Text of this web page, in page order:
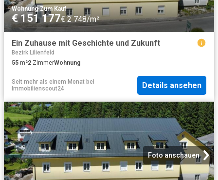
Wohnung·Zum Kauf
€ 151 177€ 2 748/m²
Ein Zuhause mit Geschichte und Zukunft
Bezirk Lilienfeld
55 m²2 ZimmerWohnung
Seit mehr als einem Monat bei
Immobilienscout24
Details ansehen
Foto anschauen